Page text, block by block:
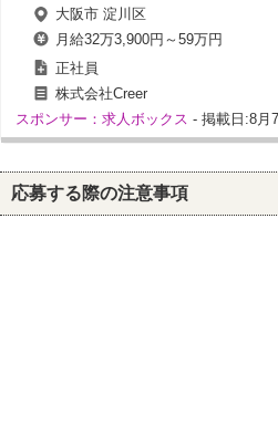
大阪市 淀川区
月給32万3,900円～59万円
正社員
株式会社Creer
スポンサー：求人ボックス - 掲載日:8月
応募する際の注意事項